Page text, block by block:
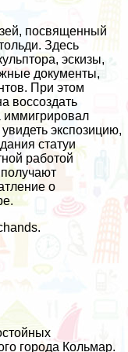
посвященный
Здесь
эскизы,
документы,
При этом
воссоздать
иммигрировал
экспозицию,
статуи
работой
о
города Кольмар.